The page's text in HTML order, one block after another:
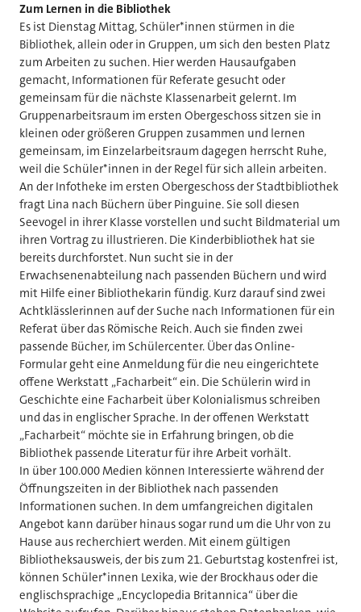
Zum Lernen in die Bibliothek
Es ist Dienstag Mittag, Schüler*innen stürmen in die
Bibliothek, allein oder in Gruppen, um sich den besten Platz
zum Arbeiten zu suchen. Hier werden Hausaufgaben
gemacht, Informationen für Referate gesucht oder
gemeinsam für die nächste Klassenarbeit gelernt. Im
Gruppenarbeitsraum im ersten Obergeschoss sitzen sie in
kleinen oder größeren Gruppen zusammen und lernen
gemeinsam, im Einzelarbeitsraum dagegen herrscht Ruhe,
weil die Schüler*innen in der Regel für sich allein arbeiten.
An der Infotheke im ersten Obergeschoss der Stadtbibliothek
fragt Lina nach Büchern über Pinguine. Sie soll diesen
Seevogel in ihrer Klasse vorstellen und sucht Bildmaterial um
ihren Vortrag zu illustrieren. Die Kinderbibliothek hat sie
bereits durchforstet. Nun sucht sie in der
Erwachsenenabteilung nach passenden Büchern und wird
mit Hilfe einer Bibliothekarin fündig. Kurz darauf sind zwei
Achtklässlerinnen auf der Suche nach Informationen für ein
Referat über das Römische Reich. Auch sie finden zwei
passende Bücher, im Schülercenter. Über das Online-
Formular geht eine Anmeldung für die neu eingerichtete
offene Werkstatt „Facharbeit“ ein. Die Schülerin wird in
Geschichte eine Facharbeit über Kolonialismus schreiben
und das in englischer Sprache. In der offenen Werkstatt
„Facharbeit“ möchte sie in Erfahrung bringen, ob die
Bibliothek passende Literatur für ihre Arbeit vorhält.
In über 100.000 Medien können Interessierte während der
Öffnungszeiten in der Bibliothek nach passenden
Informationen suchen. In dem umfangreichen digitalen
Angebot kann darüber hinaus sogar rund um die Uhr von zu
Hause aus recherchiert werden. Mit einem gültigen
Bibliotheksausweis, der bis zum 21. Geburtstag kostenfrei ist,
können Schüler*innen Lexika, wie der Brockhaus oder die
englischsprachige „Encyclopedia Britannica“ über die